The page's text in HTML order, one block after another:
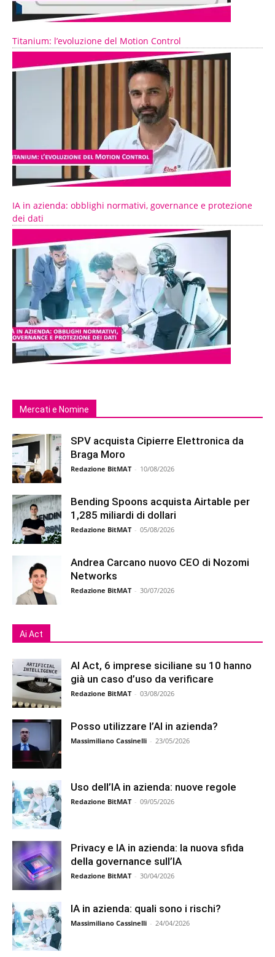
Titanium: l’evoluzione del Motion Control
IA in azienda: obblighi normativi, governance e protezione
dei dati
Mercati e Nomine
SPV acquista Cipierre Elettronica da
Braga Moro
Redazione BitMAT - 10/08/2026
Bending Spoons acquista Airtable per
1,285 miliardi di dollari
Redazione BitMAT - 05/08/2026
Andrea Carcano nuovo CEO di Nozomi
Networks
Redazione BitMAT - 30/07/2026
Ai Act
AI Act, 6 imprese siciliane su 10 hanno
già un caso d’uso da verificare
Redazione BitMAT - 03/08/2026
Posso utilizzare l’AI in azienda?
Massimiliano Cassinelli - 23/05/2026
Uso dell’IA in azienda: nuove regole
Redazione BitMAT - 09/05/2026
Privacy e IA in azienda: la nuova sfida
della governance sull’IA
Redazione BitMAT - 30/04/2026
IA in azienda: quali sono i rischi?
Massimiliano Cassinelli - 24/04/2026